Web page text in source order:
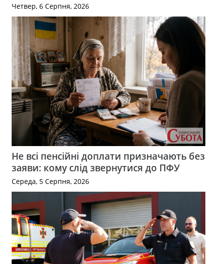
Четвер, 6 Серпня, 2026
Не всі пенсійні доплати призначають без
заяви: кому слід звернутися до ПФУ
Середа, 5 Серпня, 2026